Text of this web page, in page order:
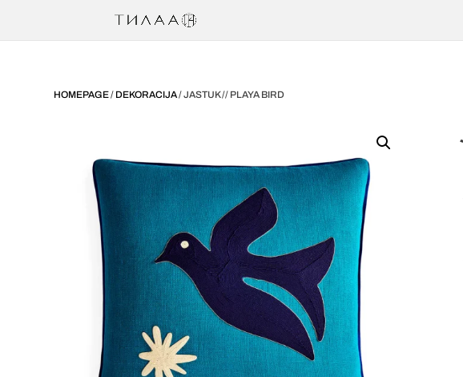
HOMEPAGE/ DEKORACIJA/ JASTUK // PLAYA BIRD